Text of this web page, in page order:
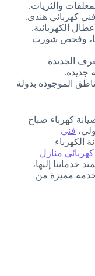
والثريات.
فني كهربائي هندي.
الكهربائية.
وفحص شورت
الجديدة
جديدة.
الموجودة بدولة
كهرباء صباح
فني
الكهرباء
منازل
خدماتنا إليها،
على خدمة مميزة من